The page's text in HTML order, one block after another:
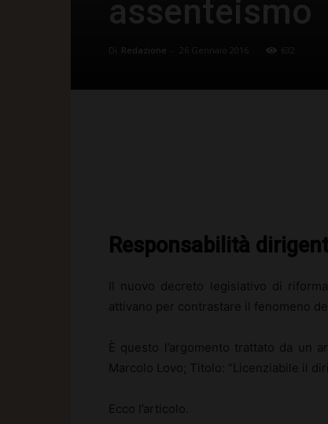
assenteismo
Di Redazione 26 Gennaio 2016 632
Responsabilità
Il nuovo decreto legislativo di
attivano per contrastare il fenomeno
È questo l’argomento trattato da un
Marcolo Lovo; Titolo: “Licenziabile il
Ecco l’articolo.